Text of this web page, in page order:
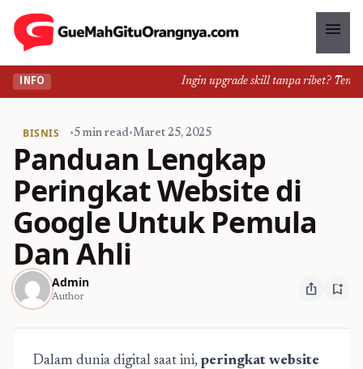
menu
INFO Ingin upgrade skill tanpa ribet?
BISNIS •5 min read•Maret 25, 2025
Panduan Lengkap
Peringkat Website di
Google Untuk Pemula
Dan Ahli
Admin
Author ios_share bookmark_add
Dalam dunia digital saat ini, peringkat website